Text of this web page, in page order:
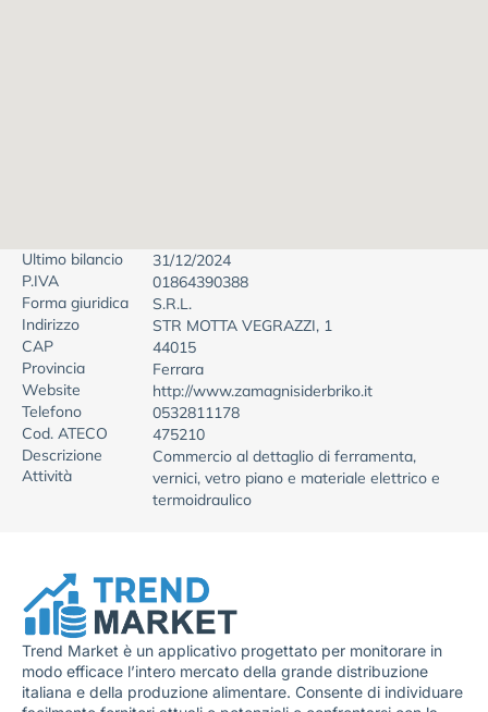
Ultimo bilancio
31/12/2024
P.IVA
01864390388
Forma giuridica
S.R.L.
Indirizzo
STR MOTTA VEGRAZZI, 1
CAP
44015
Provincia
Ferrara
Website
http://www.zamagnisiderbriko.it
Telefono
0532811178
Cod. ATECO
475210
Descrizione
Attività
Commercio al dettaglio di ferramenta,
vernici, vetro piano e materiale elettrico e
termoidraulico
Trend Market è un applicativo progettato per monitorare in
modo efficace l’intero mercato della grande distribuzione
italiana e della produzione alimentare. Consente di individuare